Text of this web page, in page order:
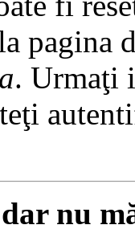
pagina
. Urmaţi
nu